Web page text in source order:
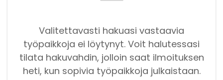
Valitettavasti hakuasi vastaavia
työpaikkoja ei löytynyt. Voit halutessasi
tilata hakuvahdin, jolloin saat ilmoituksen
heti, kun sopivia työpaikkoja julkaistaan.